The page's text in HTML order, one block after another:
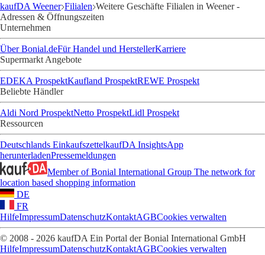
kaufDA Weener Filialen Weitere Geschäfte Filialen in Weener -
Adressen & Öffnungszeiten
Unternehmen
Über Bonial.deFür Handel und HerstellerKarriere
Supermarkt Angebote
EDEKA ProspektKaufland ProspektREWE Prospekt
Beliebte Händler
Aldi Nord ProspektNetto ProspektLidl Prospekt
Ressourcen
Deutschlands EinkaufszettelkaufDA InsightsApp
herunterladenPressemeldungen
Member of Bonial International Group The network for
location based shopping information
DE
FR
HilfeImpressumDatenschutzKontaktAGBCookies verwalten
© 2008 - 2026 kaufDA Ein Portal der Bonial International GmbH
HilfeImpressumDatenschutzKontaktAGBCookies verwalten